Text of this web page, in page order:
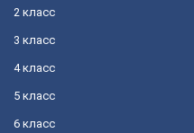
2 класс
3 класс
4 класс
5 класс
6 класс